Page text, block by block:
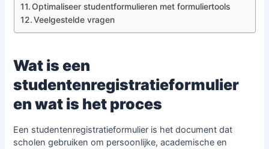
Optimaliseer studentformulieren met formuliertools
Veelgestelde vragen
Wat is een
studentenregistratieformulier
en wat is het proces
Een studentenregistratieformulier is het document dat
scholen gebruiken om persoonlijke, academische en